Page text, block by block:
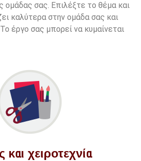
ομάδας σας. Επιλέξτε το θέμα και
καλύτερα στην ομάδα σας και
Το έργο σας μπορεί να κυμαίνεται
και χειροτεχνία